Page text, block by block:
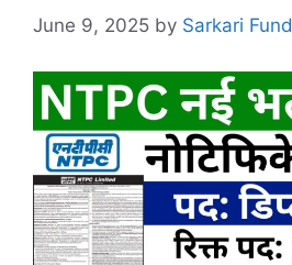
June 9, 2025 by Sarkari Fund